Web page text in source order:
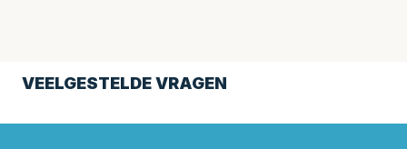
VEELGESTELDE VRAGEN